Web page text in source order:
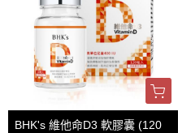
BHK's 維他命D3 軟膠囊 (120